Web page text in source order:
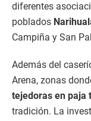
diferentes
poblados
Campiña y San
Además del
Arena, zonas
tejedoras en paja
tradición. La